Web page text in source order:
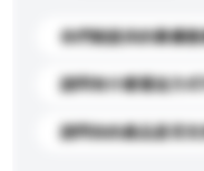
你們能提供的最優惠
請問有什麼運送方式
請問你的產品是否支